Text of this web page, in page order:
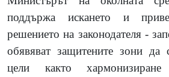
поддържа искането и
решението на законодателя -
обявяват защитените зони да
цели както